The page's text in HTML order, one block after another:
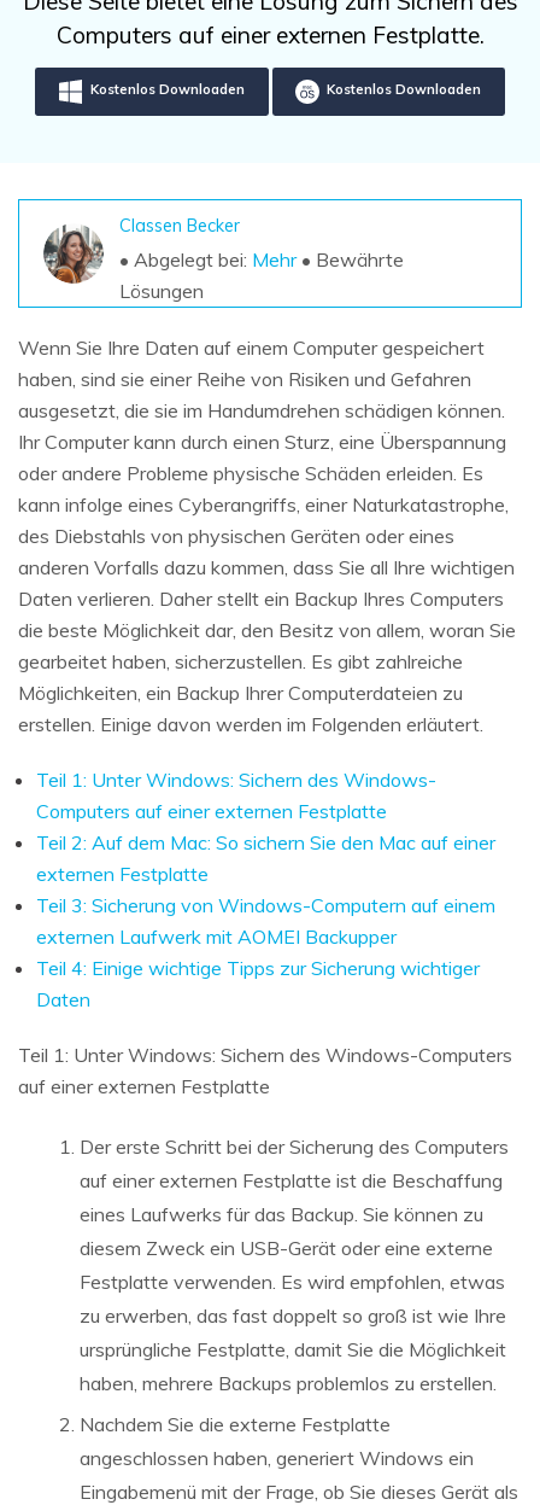
Unbegrenzte Daten vom Mac-System
wiederherstellen
Kostenlos Testen
Recoverit kostenlos
Verlorene/gel?schte Daten kostenlos
wiederherstellen
Kostenlos Testen
Weitere Produkte
Repairit - Datenreparatur
UBackit - Datensicherung
Datenverlust-Szenarien
Aktuelles Thema
Sign In
search
Computers auf einer externen Festplatte.
Kostenlos Downloaden Kostenlos Downloaden
Classen Becker
• Abgelegt bei: Mehr• Bewährte
Lösungen
Wenn Sie Ihre Daten auf einem Computer gespeichert
haben, sind sie einer Reihe von Risiken und Gefahren
ausgesetzt, die sie im Handumdrehen schädigen können.
Ihr Computer kann durch einen Sturz, eine Überspannung
oder andere Probleme physische Schäden erleiden. Es
kann infolge eines Cyberangriffs, einer Naturkatastrophe,
des Diebstahls von physischen Geräten oder eines
anderen Vorfalls dazu kommen, dass Sie all Ihre wichtigen
Daten verlieren. Daher stellt ein Backup Ihres Computers
die beste Möglichkeit dar, den Besitz von allem, woran Sie
gearbeitet haben, sicherzustellen. Es gibt zahlreiche
Möglichkeiten, ein Backup Ihrer Computerdateien zu
erstellen. Einige davon werden im Folgenden erläutert.
Teil 1: Unter Windows: Sichern des Windows-
Computers auf einer externen Festplatte
Teil 2: Auf dem Mac: So sichern Sie den Mac auf einer
externen Festplatte
Teil 3: Sicherung von Windows-Computern auf einem
externen Laufwerk mit AOMEI Backupper
Teil 4: Einige wichtige Tipps zur Sicherung wichtiger
Daten
Teil 1: Unter Windows: Sichern des Windows-Computers
auf einer externen Festplatte
Der erste Schritt bei der Sicherung des Computers
auf einer externen Festplatte ist die Beschaffung
eines Laufwerks für das Backup. Sie können zu
diesem Zweck ein USB-Gerät oder eine externe
Festplatte verwenden. Es wird empfohlen, etwas
zu erwerben, das fast doppelt so groß ist wie Ihre
ursprüngliche Festplatte, damit Sie die Möglichkeit
haben, mehrere Backups problemlos zu erstellen.
Nachdem Sie die externe Festplatte
angeschlossen haben, generiert Windows ein
Eingabemenü mit der Frage, ob Sie dieses Gerät als